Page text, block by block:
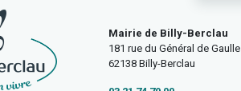
Mairie de Billy-Berclau
181 rue du Général de Gaulle
62138 Billy-Berclau